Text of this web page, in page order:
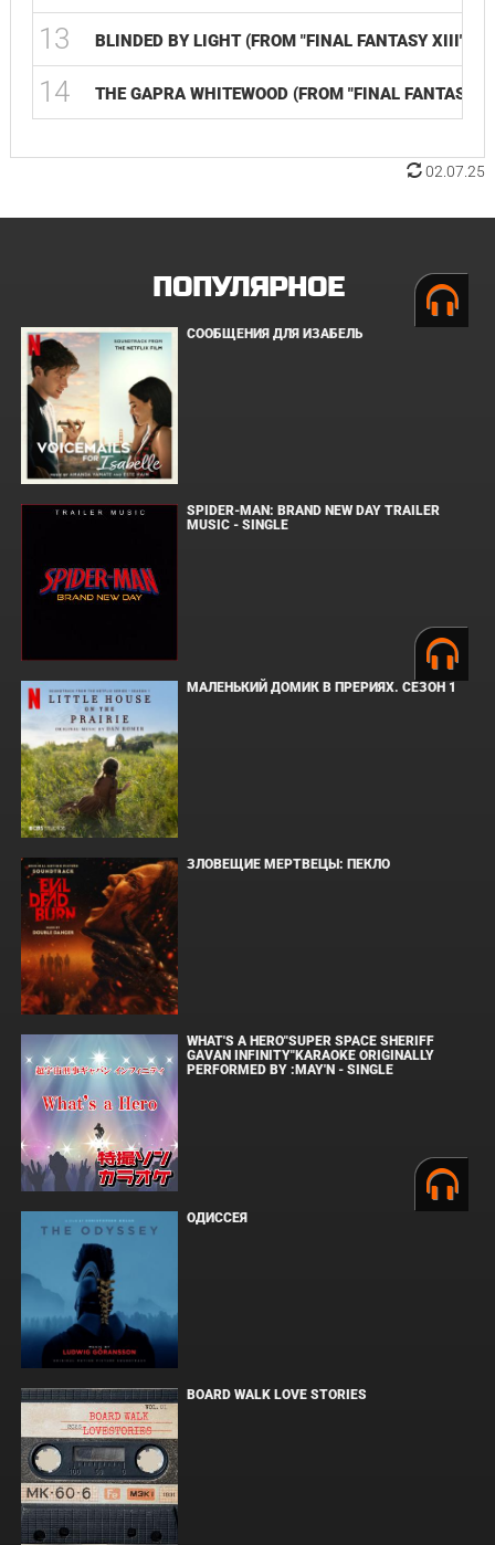
13
BLINDED BY LIGHT (FROM "FINAL FANTASY XIII")
14 THE GAPRA WHITEWOOD (FROM "FINAL FANTASY
02.07.25
ПОПУЛЯРНОЕ
СООБЩЕНИЯ ДЛЯ ИЗАБЕЛЬ
SPIDER-MAN: BRAND NEW DAY TRAILER
MUSIC - SINGLE
МАЛЕНЬКИЙ ДОМИК В ПРЕРИЯХ. СЕЗОН 1
ЗЛОВЕЩИЕ МЕРТВЕЦЫ: ПЕКЛО
WHAT'S A HERO"SUPER SPACE SHERIFF
GAVAN INFINITY"KARAOKE ORIGINALLY
PERFORMED BY :MAY'N - SINGLE
ОДИССЕЯ
BOARD WALK LOVE STORIES